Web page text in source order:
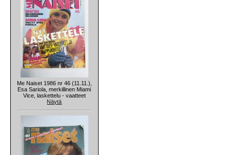
Me Naiset 1986 nr 46 (11.11.),
Esa Sariola, merkillinen Miami
Vice, laskettelu - vaatteet
Näytä